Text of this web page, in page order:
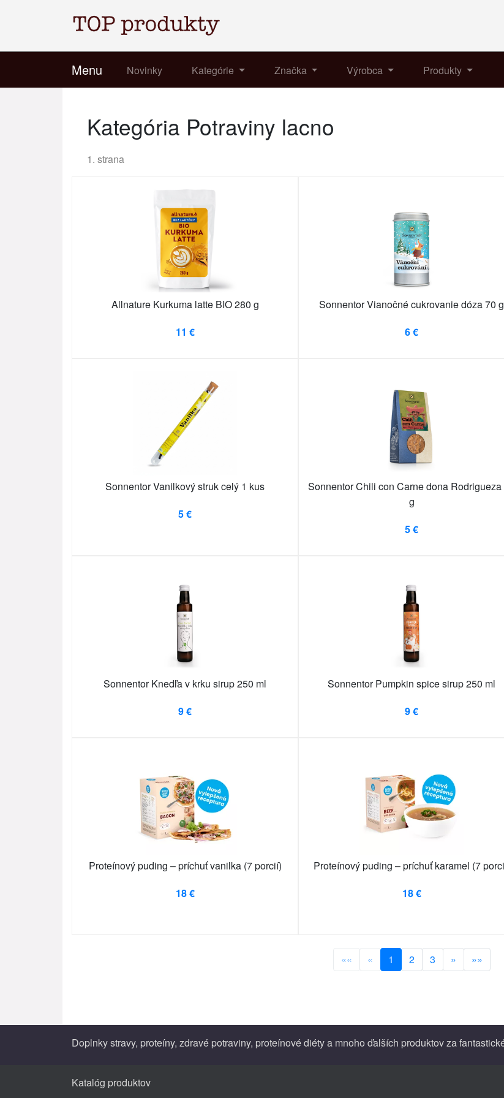
Menu Novinky Kategórie Značka Výrobca Produkty
Kategória Potraviny lacno
1. strana
Allnature Kurkuma latte BIO 280 g
11 €
Sonnentor Vianočné cukrovanie dóza 70 g
6 €
Sonnentor Vanilkový struk celý 1 kus
5 €
Sonnentor Chili con Carne dona Rodrigueza
g
5 €
Sonnentor Knedľa v krku sirup 250 ml
9 €
Sonnentor Pumpkin spice sirup 250 ml
9 €
Proteínový puding – príchuť vanilka (7 porcií)
18 €
Proteínový puding – príchuť karamel (7
18 €
«« « 1 2 3 » »»
Doplnky stravy, proteíny, zdravé potraviny, proteínové diéty a mnoho ďalších produktov za
Katalóg produktov